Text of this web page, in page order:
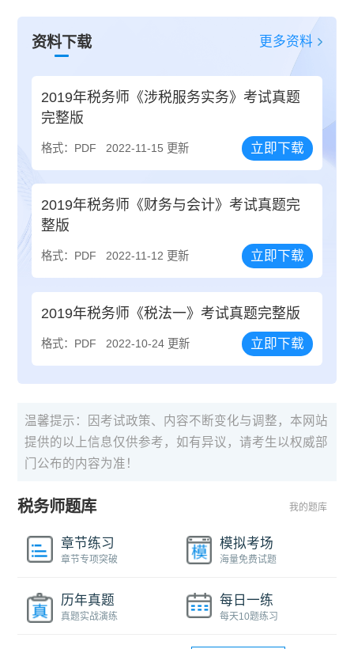
资料下载 更多资料
2019年税务师《涉税服务实务》考试真题
完整版
格式：PDF 2022-11-15 更新 立即下载
2019年税务师《财务与会计》考试真题完
整版
格式：PDF 2022-11-12 更新 立即下载
2019年税务师《税法一》考试真题完整版
格式：PDF 2022-10-24 更新 立即下载
温馨提示：因考试政策、内容不断变化与调整，本网站
提供的以上信息仅供参考，如有异议，请考生以权威部
门公布的内容为准！
税务师题库 我的题库
章节练习
章节专项突破
模拟考场
海量免费试题
历年真题
真题实战演练
每日一练
每天10题练习